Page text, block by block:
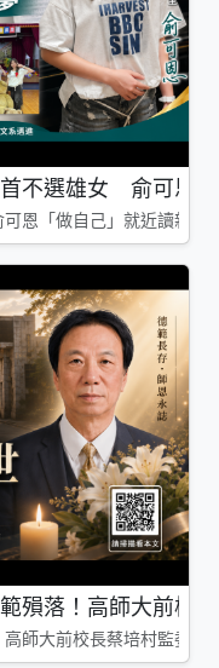
不選雄女 俞可恩
恩「做自己」就近讀新莊
殞落！高師大前校
高師大前校長蔡培村監委